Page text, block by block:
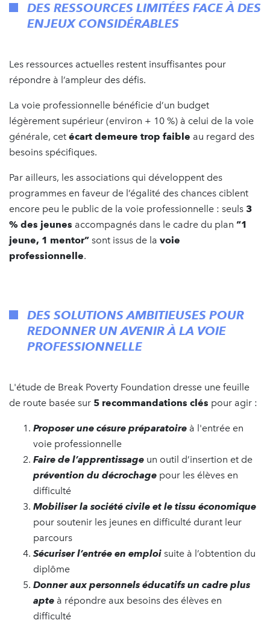
DES RESSOURCES LIMITÉES FACE À DES
ENJEUX CONSIDÉRABLES
Les ressources actuelles restent insuffisantes pour
répondre à l’ampleur des défis.
La voie professionnelle bénéficie d’un budget
légèrement supérieur (environ + 10 %) à celui de la voie
générale, cet écart demeure trop faible au regard des
besoins spécifiques.
Par ailleurs, les associations qui développent des
programmes en faveur de l’égalité des chances ciblent
encore peu le public de la voie professionnelle : seuls 3
% des jeunes accompagnés dans le cadre du plan “1
jeune, 1 mentor” sont issus de la voie
professionnelle.
DES SOLUTIONS AMBITIEUSES POUR
REDONNER UN AVENIR À LA VOIE
PROFESSIONNELLE
L'étude de Break Poverty Foundation dresse une feuille
de route basée sur 5 recommandations clés pour agir :
Proposer une césure préparatoire à l'entrée en
voie professionnelle
Faire de l’apprentissage un outil d’insertion et de
prévention du décrochage pour les élèves en
difficulté
Mobiliser la société civile et le tissu économique
pour soutenir les jeunes en difficulté durant leur
parcours
Sécuriser l’entrée en emploi suite à l’obtention du
diplôme
Donner aux personnels éducatifs un cadre plus
apte à répondre aux besoins des élèves en
difficulté